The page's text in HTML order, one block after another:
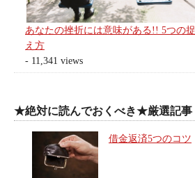
あなたの挫折には意味がある!! 5つの捉
え方
- 11,341 views
★絶対に読んでおくべき★厳選記事
借金返済5つのコツ